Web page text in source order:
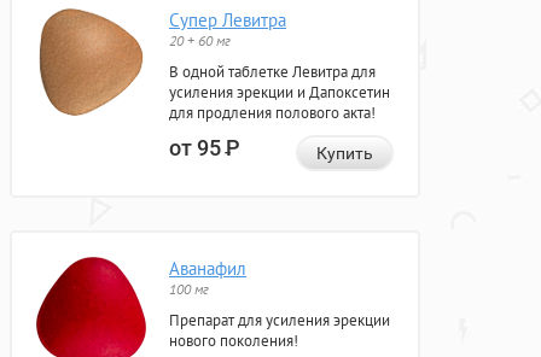
Супер Левитра
20 + 60 мг
В одной таблетке Левитра для
усиления эрекции и Дапоксетин
для продления полового акта!
от 95Р Купить
Аванафил
100 мг
Препарат для усиления эрекции
нового поколения!